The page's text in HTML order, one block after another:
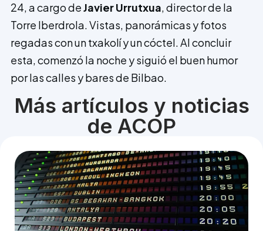
24, a cargo deJavier Urrutxua, director de la
Torre Iberdrola. Vistas, panorámicas y fotos
regadas con un txakolí y un cóctel. Al concluir
esta, comenzó la noche y siguió el buen humor
por las calles y bares de Bilbao.
Más artículos y noticias
de ACOP